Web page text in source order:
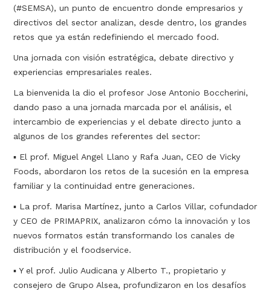
(#SEMSA), un punto de encuentro donde empresarios y
directivos del sector analizan, desde dentro, los grandes
retos que ya están redefiniendo el mercado food.
Una jornada con visión estratégica, debate directivo y
experiencias empresariales reales.
La bienvenida la dio el profesor Jose Antonio Boccherini,
dando paso a una jornada marcada por el análisis, el
intercambio de experiencias y el debate directo junto a
algunos de los grandes referentes del sector:
▪ El prof. Miguel Angel Llano y Rafa Juan, CEO de Vicky
Foods, abordaron los retos de la sucesión en la empresa
familiar y la continuidad entre generaciones.
▪ La prof. Marisa Martínez, junto a Carlos Villar, cofundador
y CEO de PRIMAPRIX, analizaron cómo la innovación y los
nuevos formatos están transformando los canales de
distribución y el foodservice.
▪ Y el prof. Julio Audicana y Alberto T., propietario y
consejero de Grupo Alsea, profundizaron en los desafíos